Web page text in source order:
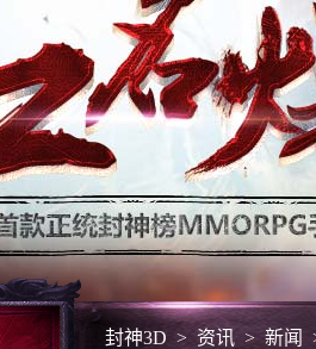
封神3D > 资讯 > 新闻